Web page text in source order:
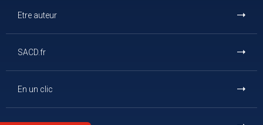
Etre auteur
SACD.fr
En un clic